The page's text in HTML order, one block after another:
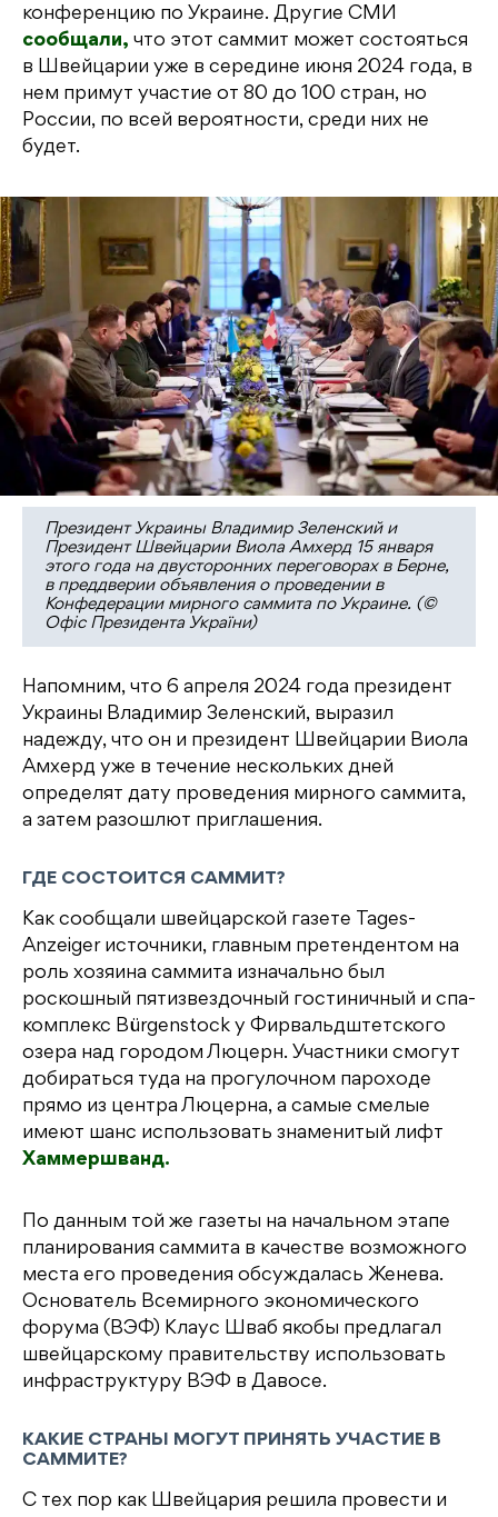
конференцию по Украине. Другие СМИ
сообщали, что этот саммит может состояться
в Швейцарии уже в середине июня 2024 года, в
нем примут участие от 80 до 100 стран, но
России, по всей вероятности, среди них не
будет.
Президент Украины Владимир Зеленский и
Президент Швейцарии Виола Амхерд 15 января
этого года на двусторонних переговорах в Берне,
в преддверии объявления о проведении в
Конфедерации мирного саммита по Украине. (©
Офіс Президента України)
Напомним, что 6 апреля 2024 года президент
Украины Владимир Зеленский, выразил
надежду, что он и президент Швейцарии Виола
Амхерд уже в течение нескольких дней
определят дату проведения мирного саммита,
а затем разошлют приглашения.
ГДЕ СОСТОИТСЯ САММИТ?
Как сообщали швейцарской газете Tages-
Anzeiger источники, главным претендентом на
роль хозяина саммита изначально был
роскошный пятизвездочный гостиничный и спа-
комплекс Bürgenstock у Фирвальдштетского
озера над городом Люцерн. Участники смогут
добираться туда на прогулочном пароходе
прямо из центра Люцерна, а самые смелые
имеют шанс использовать знаменитый лифт
Хаммершванд.
По данным той же газеты на начальном этапе
планирования саммита в качестве возможного
места его проведения обсуждалась Женева.
Основатель Всемирного экономического
форума (ВЭФ) Клаус Шваб якобы предлагал
швейцарскому правительству использовать
инфраструктуру ВЭФ в Давосе.
КАКИЕ СТРАНЫ МОГУТ ПРИНЯТЬ УЧАСТИЕ В
САММИТЕ?
С тех пор как Швейцария решила провести и